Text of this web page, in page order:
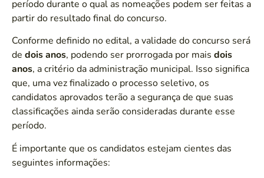
período durante o qual as nomeações podem ser feitas a
partir do resultado final do concurso.
Conforme definido no edital, a validade do concurso será
de dois anos, podendo ser prorrogada por mais dois
anos, a critério da administração municipal. Isso significa
que, uma vez finalizado o processo seletivo, os
candidatos aprovados terão a segurança de que suas
classificações ainda serão consideradas durante esse
período.
É importante que os candidatos estejam cientes das
seguintes informações: